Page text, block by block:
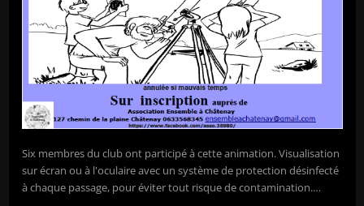
Six membres du club ont participé à cette animation. Visualisation
sur écran ou à l'oculaire avec un système de protection désinfecté
à chaque passage, pour éviter tout risque de contamination.…